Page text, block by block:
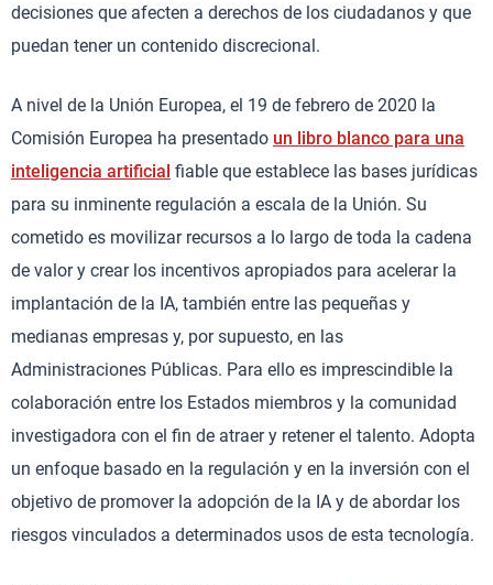
decisiones que afecten a derechos de los ciudadanos y que
puedan tener un contenido discrecional.
A nivel de la Unión Europea, el 19 de febrero de 2020 la
Comisión Europea ha presentado un libro blanco para una
inteligencia artificial fiable que establece las bases jurídicas
para su inminente regulación a escala de la Unión. Su
cometido es movilizar recursos a lo largo de toda la cadena
de valor y crear los incentivos apropiados para acelerar la
implantación de la IA, también entre las pequeñas y
medianas empresas y, por supuesto, en las
Administraciones Públicas. Para ello es imprescindible la
colaboración entre los Estados miembros y la comunidad
investigadora con el fin de atraer y retener el talento. Adopta
un enfoque basado en la regulación y en la inversión con el
objetivo de promover la adopción de la IA y de abordar los
riesgos vinculados a determinados usos de esta tecnología.